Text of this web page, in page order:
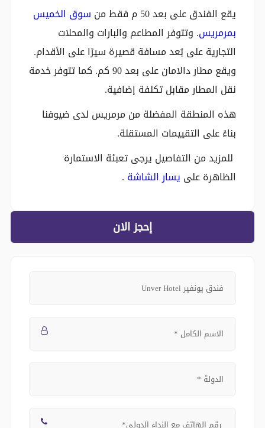
يقع الفندق على بعد 50 م فقط من
سوق الخميس
بمرمريس. وتتوفر المطاعم والبارات والمحلات
التجارية على بُعد مسافة قصيرة سيرًا على الأقدام.
ويقع مطار دالامان على بعد 90 كم. كما تتوفر خدمة
نقل المطار مقابل تكلفة إضافية.
هذه المنطقة المفضلة من مرمريس لدى ضيوفنا
بناءً على التقييمات المستقلة.
للمزيد من التفاصيل يرجى تعبئة الاستمارة
الظاهرة على يسار الشاشة .
إحجز الان